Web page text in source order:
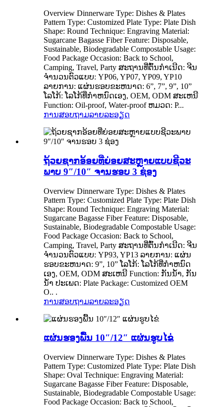
Overview Dinnerware Type: Dishes & Plates
Pattern Type: Customized Plate Type: Plate Dish
Shape: Round Technique: Engraving Material:
Sugarcane Bagasse Fiber Feature: Disposable,
Sustainable, Biodegradable Compostable Usage:
Food Package Occasion: Back to School,
Camping, Travel, Party ສະ​ຖານ​ທີ່​ຕົ້ນ​ກໍາ​ເນີດ: ຈີນ
ຈໍານວນຕົວແບບ: YP06, YP07, YP09, YP10
ລາຍການ: ແຜ່ນຮອບຂະຫນາດ: 6”, 7”, 9”, 10”
ໂລໂກ້: ໂລໂກ້ທີ່ກໍາຫນົດເອງ, OEM, ODM ສະເຫນີ
Function: Oil-proof, Water-proof ຫມວດ: P...
ການສອບຖາມລາຍລະອຽດ
ຖ້ວຍຊາກອ້ອຍທີ່ຍ່ອຍສະຫຼາຍແບບຊີວະ
ພາບ 9″/10″ ຈານຮອບ 3 ຊ່ອງ
Overview Dinnerware Type: Dishes & Plates
Pattern Type: Customized Plate Type: Plate Dish
Shape: Round Technique: Engraving Material:
Sugarcane Bagasse Fiber Feature: Disposable,
Sustainable, Biodegradable Compostable Usage:
Food Package Occasion: Back to School,
Camping, Travel, Party ສະຖານທີ່ຕົ້ນກໍາເນີດ: ຈີນ
ຈໍານວນຕົວແບບ: YP93, YP13 ລາຍການ: ແຜ່ນ
ຮອບຂະຫນາດ: 9”, 10” ໂລໂກ້: ໂລໂກ້ທີ່ກໍາຫນົດ
ເອງ, OEM, ODM ສະເຫນີ Function: ກັນນ້ໍາ, ກັນ
ນ້ໍາ ປະເພດ: Plate Package: Customized OEM
O.. .
ການສອບຖາມລາຍລະອຽດ
ແຜ່ນຮອງພື້ນ 10″/12″ ແຜ່ນຮູບໄຂ່
Overview Dinnerware Type: Dishes & Plates
Pattern Type: Customized Plate Type: Plate Dish
Shape: Oval Technique: Engraving Material:
Sugarcane Bagasse Fiber Feature: Disposable,
Sustainable, Biodegradable Compostable Usage:
Food Package Occasion: Back to School,